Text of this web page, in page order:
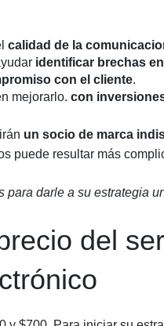
calidad de la
identificar brechas
con el cliente.
mejorarlo. con
un socio de marca
puede resultar más
para darle a su estrategia
del